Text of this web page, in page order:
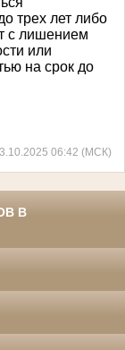
трех лет либо
с лишением
или
на срок до
06:42 (МСК)
В